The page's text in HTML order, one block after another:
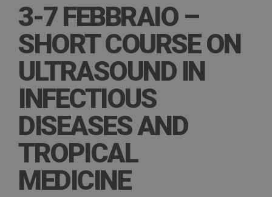
3-7 FEBBRAIO –
SHORT COURSE ON
ULTRASOUND IN
INFECTIOUS
DISEASES AND
TROPICAL
MEDICINE